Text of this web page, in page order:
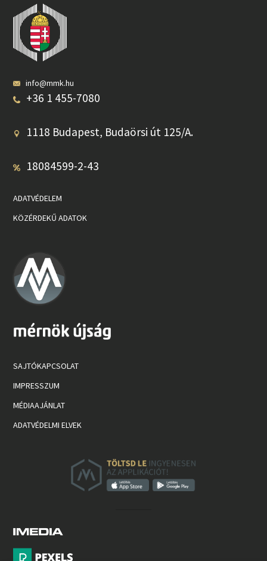
info@mmk.hu
+36 1 455-7080
1118 Budapest, Budaörsi út 125/A.
18084599-2-43
ADATVÉDELEM
KÖZÉRDEKŰ ADATOK
SAJTÓKAPCSOLAT
IMPRESSZUM
MÉDIAAJÁNLAT
ADATVÉDELMI ELVEK